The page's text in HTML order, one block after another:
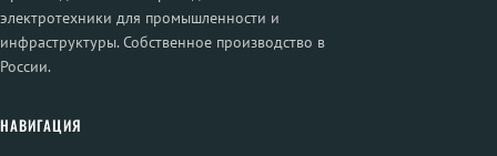
электротехники для промышленности и
инфраструктуры. Собственное производство в
России.
НАВИГАЦИЯ